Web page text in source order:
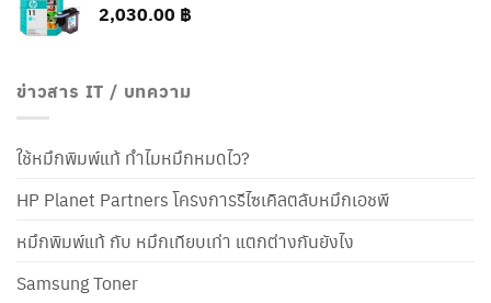
2,030.00 ฿
ข่าวสาร IT / บทความ
ใช้หมึกพิมพ์แท้ ทำไมหมึกหมดไว?
HP Planet Partners โครงการรีไซเคิลตลับหมึกเอชพี
หมึกพิมพ์แท้ กับ หมึกเทียบเท่า แตกต่างกันยังไง
Samsung Toner